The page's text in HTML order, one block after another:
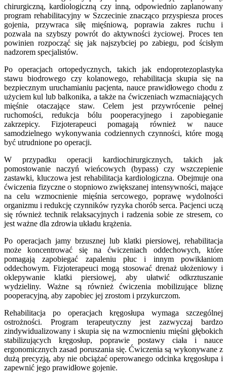
chirurgiczną, kardiologiczną czy inną, odpowiednio zaplanowany
program rehabilitacyjny w Szczecinie znacząco przyspiesza proces
gojenia, przywraca siłę mięśniową, poprawia zakres ruchu i
pozwala na szybszy powrót do aktywności życiowej. Proces ten
powinien rozpocząć się jak najszybciej po zabiegu, pod ścisłym
nadzorem specjalistów.
Po operacjach ortopedycznych, takich jak endoprotezoplastyka
stawu biodrowego czy kolanowego, rehabilitacja skupia się na
bezpiecznym uruchamianiu pacjenta, nauce prawidłowego chodu z
użyciem kul lub balkonika, a także na ćwiczeniach wzmacniających
mięśnie otaczające staw. Celem jest przywrócenie pełnej
ruchomości, redukcja bólu pooperacyjnego i zapobieganie
zakrzepicy. Fizjoterapeuci pomagają również w nauce
samodzielnego wykonywania codziennych czynności, które mogą
być utrudnione po operacji.
W przypadku operacji kardiochirurgicznych, takich jak
pomostowanie naczyń wieńcowych (bypass) czy wszczepienie
zastawki, kluczowa jest rehabilitacja kardiologiczna. Obejmuje ona
ćwiczenia fizyczne o stopniowo zwiększanej intensywności, mające
na celu wzmocnienie mięśnia sercowego, poprawę wydolności
organizmu i redukcję czynników ryzyka chorób serca. Pacjenci uczą
się również technik relaksacyjnych i radzenia sobie ze stresem, co
jest ważne dla zdrowia układu krążenia.
Po operacjach jamy brzusznej lub klatki piersiowej, rehabilitacja
może koncentrować się na ćwiczeniach oddechowych, które
pomagają zapobiegać zapaleniu płuc i innym powikłaniom
oddechowym. Fizjoterapeuci mogą stosować drenaż ułożeniowy i
oklepywanie klatki piersiowej, aby ułatwić odkrztuszanie
wydzieliny. Ważne są również ćwiczenia mobilizujące bliznę
pooperacyjną, aby zapobiec jej zrostom i przykurczom.
Rehabilitacja po operacjach kręgosłupa wymaga szczególnej
ostrożności. Program terapeutyczny jest zazwyczaj bardzo
zindywidualizowany i skupia się na wzmocnieniu mięśni głębokich
stabilizujących kręgosłup, poprawie postawy ciała i nauce
ergonomicznych zasad poruszania się. Ćwiczenia są wykonywane z
dużą precyzją, aby nie obciążać operowanego odcinka kręgosłupa i
zapewnić jego prawidłowe gojenie.